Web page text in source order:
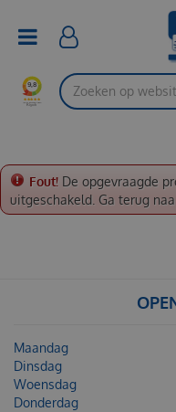
t
n
Fout! De opgevraagde
uitgeschakeld. Ga terug
Maandag
Dinsdag
Woensdag
Donderdag